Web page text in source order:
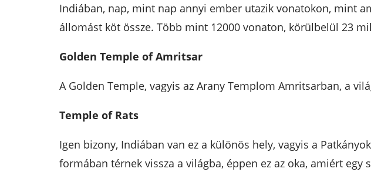
Indiában, nap, mint nap annyi ember utazik vonatokon, mint
állomást köt össze. Több mint 12000 vonaton, körülbelül 23
Golden Temple of Amritsar
A Golden Temple, vagyis az Arany Templom Amritsarban, a
Temple of Rats
Igen bizony, Indiában van ez a különös hely, vagyis a
formában térnek vissza a világba, éppen ez az oka, amiért egy